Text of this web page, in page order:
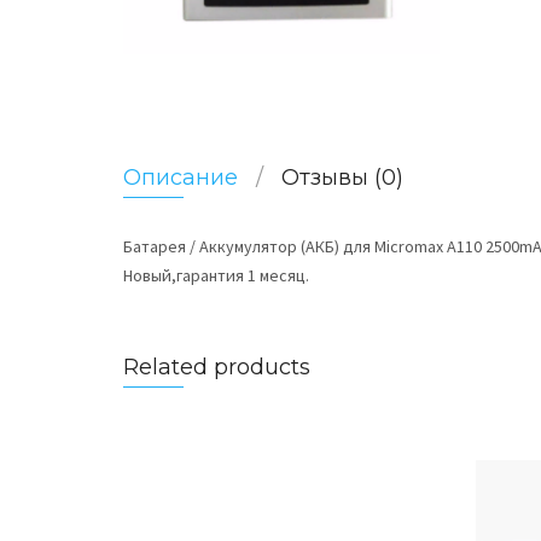
Описание Отзывы (0)
Батарея / Аккумулятор (АКБ) для Micromax A110
Новый,гарантия 1 месяц.
Related products